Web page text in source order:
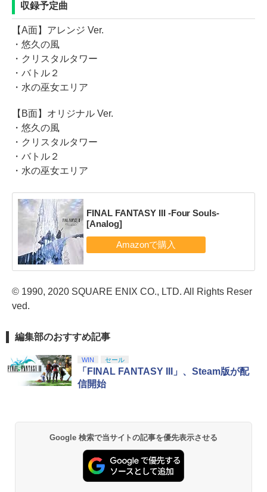
収録予定曲
【A面】アレンジ Ver.
・悠久の風
・クリスタルタワー
・バトル２
・水の巫女エリア
【B面】オリジナル Ver.
・悠久の風
・クリスタルタワー
・バトル２
・水の巫女エリア
FINAL FANTASY III -Four Souls-
[Analog]
© 1990, 2020 SQUARE ENIX CO., LTD. All Rights Reser
ved.
編集部のおすすめ記事
WIN セール
「FINAL FANTASY III」、Steam版が配
信開始
Google 検索で当サイトの記事を優先表示させる